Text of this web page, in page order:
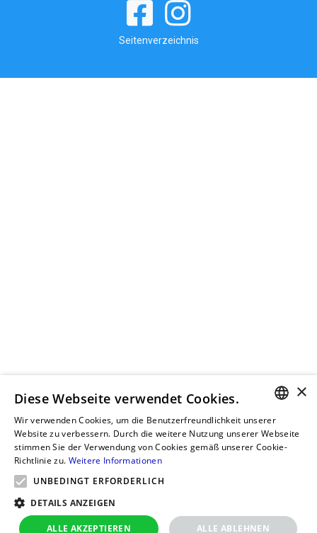
Seitenverzeichnis
GERMAN
RUSSIAN
×
Diese Webseite verwendet Cookies.
Wir verwenden Cookies, um die Benutzerfreundlichkeit unserer
Website zu verbessern. Durch die weitere Nutzung unserer Webseite
stimmen Sie der Verwendung von Cookies gemäß unserer Cookie-
Richtlinie zu. Weitere Informationen
UNBEDINGT ERFORDERLICH
DETAILS ANZEIGEN
ALLE AKZEPTIEREN ALLE ABLEHNEN